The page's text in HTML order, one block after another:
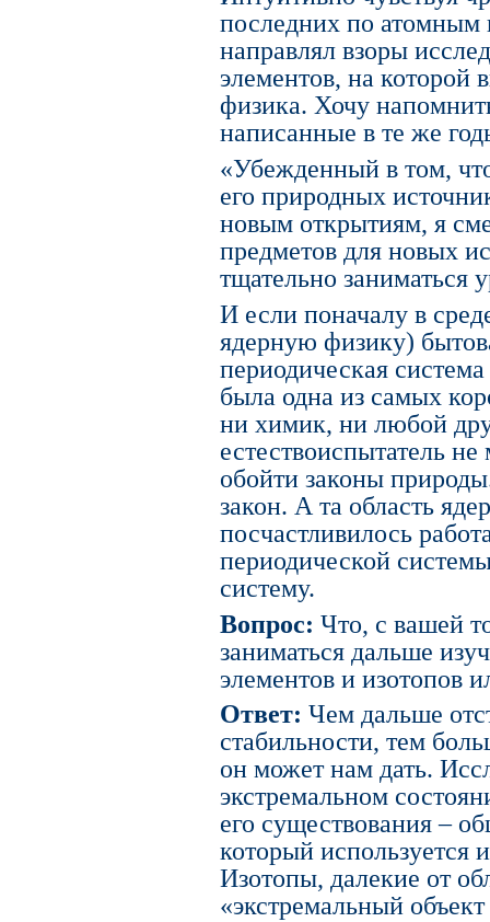
последних по атомным
направлял взоры
элементов, на которой
физика. Хочу
написанные в те же
«Убежденный в том,
его природных
новым открытиям, я
предметов для новых
тщательно заниматься
И если поначалу в
ядерную физику)
периодическая
была одна из самых
ни химик, ни любой
естествоиспытатель
обойти законы
закон. А та область
посчастливилось
периодической
систему.
Вопрос: Что, с вашей
заниматься дальше
элементов и изотопов
Ответ: Чем дальше
стабильности, тем
он может нам дать.
экстремальном
его существования –
который
Изотопы, далекие от
«экстремальный